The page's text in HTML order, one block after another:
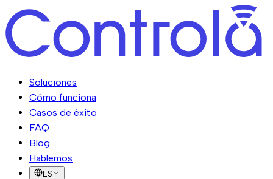
Soluciones
Cómo funciona
Casos de éxito
FAQ
Blog
Hablemos
ES